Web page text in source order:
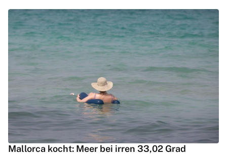
Mallorca kocht: Meer bei irren 33,02 Grad